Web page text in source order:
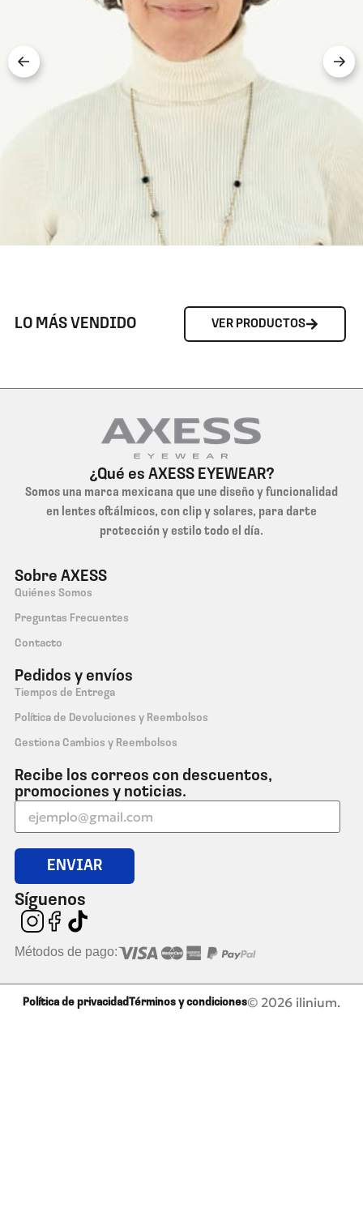
LO MÁS VENDIDO VER PRODUCTOS
¿Qué es AXESS EYEWEAR?
Somos una marca mexicana que une diseño y funcionalidad
en lentes oftálmicos, con clip y solares, para darte
protección y estilo todo el día.
Sobre AXESS
Quiénes Somos
Preguntas Frecuentes
Contacto
Pedidos y envíos
Tiempos de Entrega
Política de Devoluciones y Reembolsos
Gestiona Cambios y Reembolsos
Recibe los correos con descuentos,
promociones y noticias.
ENVIAR
Síguenos
Métodos de pago:
© 2026 ilinium.
Política de privacidadTérminos y condiciones